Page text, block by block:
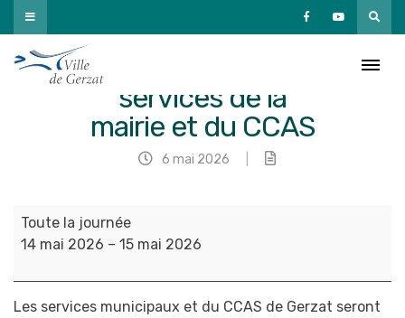
Passer
au
contenu
services de la
mairie et du CCAS
6 mai 2026
Fermeture
des
de
la
Toute la journée
14 mai 2026 – 15 mai 2026
Les services municipaux et du CCAS de Gerzat seront